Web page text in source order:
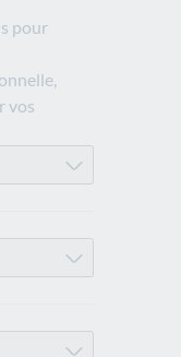
pour
vos